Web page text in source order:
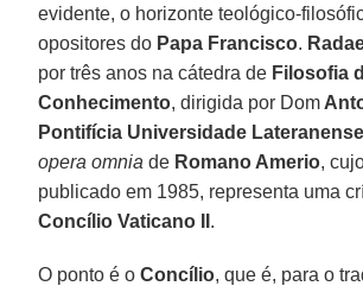
evidente, o horizonte teológico-
opositores do Papa Francisco.
por três anos na cátedra de Filosofia
Conhecimento, dirigida por Dom
Pontifícia Universidade Lateranense
opera omnia de Romano Amerio,
publicado em 1985, representa uma
Concílio Vaticano II .
O ponto é oConcílio, que é, para o